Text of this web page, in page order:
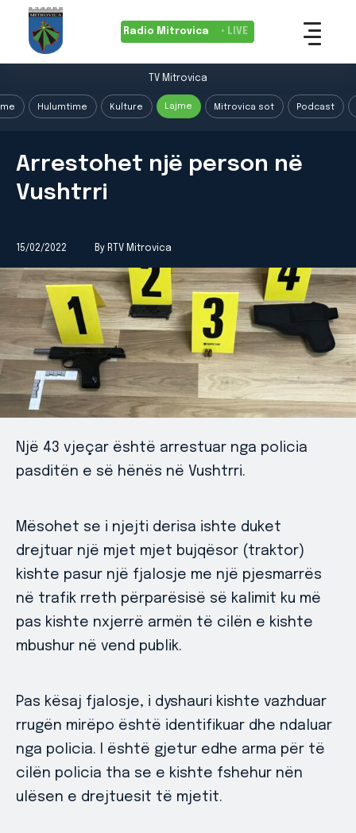
Radio Mitrovica • LIVE
TV Mitrovica
Hulumtime Kulture Lajme Mitrovica sot Podcast
Arrestohet një person në
Vushtrri
15/02/2022 By RTV Mitrovica
Një 43 vjeçar është arrestuar nga policia
pasditën e së hënës në Vushtrri.
Mësohet se i njejti derisa ishte duket
drejtuar një mjet mjet bujqësor (traktor)
kishte pasur një fjalosje me një pjesmarrës
në trafik rreth përparësisë së kalimit ku më
pas kishte nxjerrë armën të cilën e kishte
mbushur në vend publik.
Pas kësaj fjalosje, i dyshauri kishte vazhduar
rrugën mirëpo është identifikuar dhe ndaluar
nga policia. I është gjetur edhe arma për të
cilën policia tha se e kishte fshehur nën
ulësen e drejtuesit të mjetit.